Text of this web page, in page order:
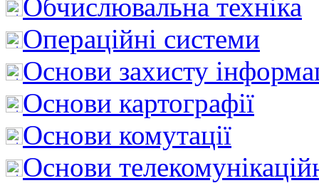
Обчислювальна техніка
Операційні системи
Основи захисту
Основи картографії
Основи комутації
Основи